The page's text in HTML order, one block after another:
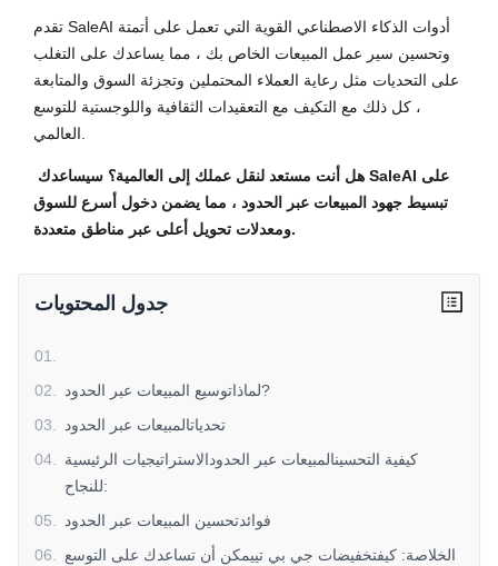
تقدم SaleAI أدوات الذكاء الاصطناعي القوية التي تعمل على أتمتة
وتحسين سير عمل المبيعات الخاص بك ، مما يساعدك على التغلب
على التحديات مثل رعاية العملاء المحتملين وتجزئة السوق والمتابعة
، كل ذلك مع التكيف مع التعقيدات الثقافية واللوجستية للتوسع
العالمي.
هل أنت مستعد لنقل عملك إلى العالمية؟ سيساعدك SaleAI على
تبسيط جهود المبيعات عبر الحدود ، مما يضمن دخول أسرع للسوق
ومعدلات تحويل أعلى عبر مناطق متعددة.
جدول المحتويات
01
02
لماذاتوسيع المبيعات عبر الحدود?
03
تحدياتالمبيعات عبر الحدود
04
كيفية التحسينالمبيعات عبر الحدودالاستراتيجيات الرئيسية
للنجاح:
05
فوائدتحسين المبيعات عبر الحدود
06
الخلاصة: كيفتخفيضات جي بي تييمكن أن تساعدك على التوسع